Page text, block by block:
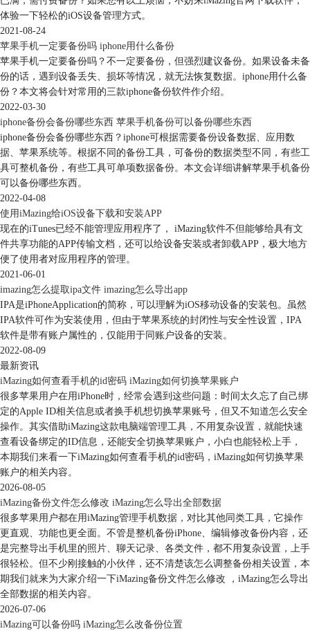
选择一个适合的软件来打开语音备忘录文件，小编选择的是Groove音乐软
件，点击“确定”后，就会自动弹出相应的软件并且播放选中的语音备忘录
文件，如图5。
图5：播放语音备忘录
2. 导出语音备忘录
如果需要将语音备忘录中的音频放置在计算机上操作，例如剪辑或者保
存，就可以使用导出功能将语音备忘录的音频文件导出至计算机上，方便
以后的操作。
点击界面右下角的“导出”，如图6。
体验一下轻松的iOS设备管理方式。
2021-08-24
苹果手机一定要备份吗 iphone用什么备份
苹果手机一定要备份吗？不一定要备份，但强烈建议备份。如果设备未备
份的话，遇到设备丢失、损坏等情况，就无法恢复数据。iphone用什么备
份？本文将会针对常用的三款iphone备份软件作介绍。
2022-03-30
iphone备份会备份哪些东西 苹果手机备份可以备份哪些东西
iphone备份会备份哪些东西？iphone可根据需要备份设备数据、应用数
据、苹果系统等。根据不同的备份工具，可备份的数据类型不同，有些工
具可整机备份，有些工具可单项数据备份。本文会详细讲解苹果手机备份
可以备份哪些东西。
2022-04-08
使用iMazing给iOS设备下载和安装APP
现在的iTunes已经不能管理应用程序了， iMazing软件不但能够给具有文
件共享功能的APP传输文档，还可以给设备安装或者卸载APP，极大地方
便了使用者对应用程序的管理。
2021-06-01
imazing怎么提取ipa文件 imazing怎么导出app
IPA是iPhoneApplication的简称，可以理解为iOS移动设备的安装包。虽然
IPA软件可作为安装使用，但由于苹果系统的封闭性与安全性设置，IPA
软件是带有账户属性的，仅能用于同账户设备的安装。
2022-08-09
最新资讯
iMazing如何查看手机的id密码 iMazing如何切换苹果账户
很多苹果用户在用iPhone时，经常会遇到这些问题：时间太久忘了自己绑
定的Apple ID相关信息或者换手机想切换苹果账号，但又不知道怎么安全
操作。其实借助iMazing这款电脑端管理工具，不用复杂设置，就能快速
查看设备绑定的ID信息，还能安全切换苹果账户，小白也能轻松上手，
本期我们来看一下iMazing如何查看手机的id密码，iMazing如何切换苹果
账户的相关内容。
2026-08-05
iMazing备份文件怎么修改 iMazing怎么导出全部数据
很多苹果用户都在用iMazing管理手机数据，对比其他同类工具，它操作
更直观、功能也更全面。不管是整机备份iPhone、编辑修改备份内容，还
是完整导出手机里的照片、聊天记录、各类文件，都不用复杂设置，上手
很轻松。但不少刚接触的小伙伴，还不清楚该怎么调整备份相关设置，本
期我们就来为大家介绍一下iMazing备份文件怎么修改 ，iMazing怎么导出
全部数据的相关内容。
2026-07-06
iMazing可以备份吗 iMazing怎么改备份位置